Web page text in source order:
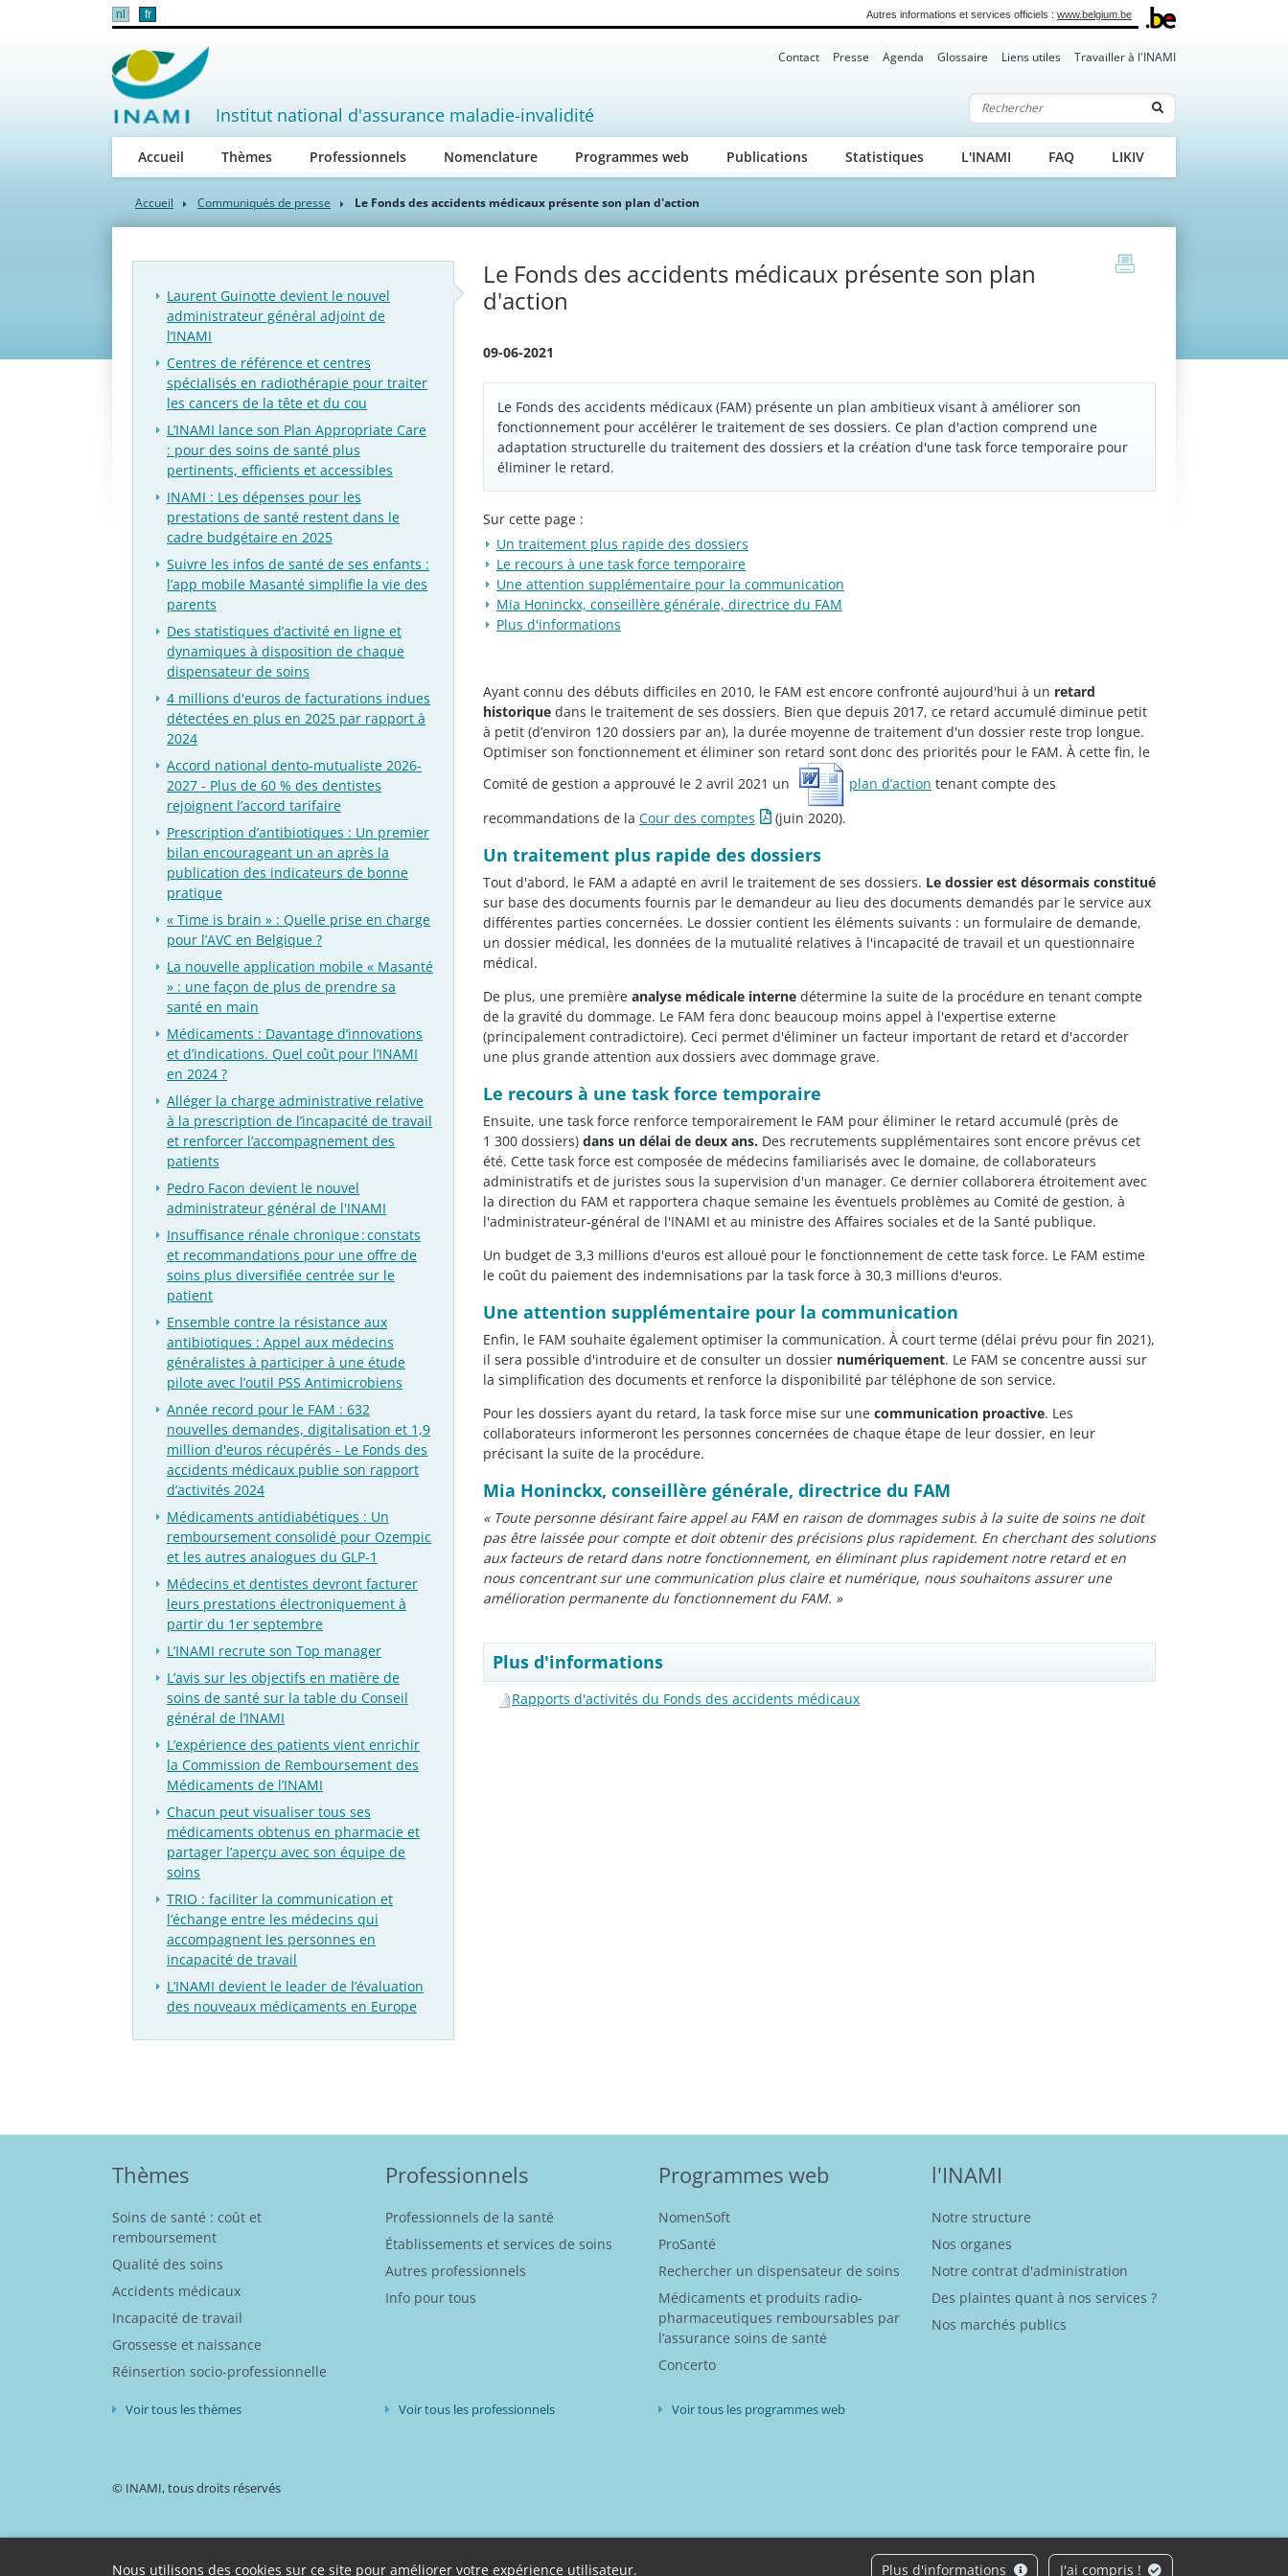
Nous utilisons des cookies sur ce site pour améliorer votre expérience utilisateur. Plus d'informations J'ai compris !
nl fr Autres informations et services officiels : www.belgium.be
Contact Presse Agenda Glossaire Liens utiles Travailler à l'INAMI
Institut national d'assurance maladie-invalidité Rechercher
Accueil Thèmes Professionnels Nomenclature Programmes web Publications Statistiques L'INAMI FAQ LIKIV
Accueil Communiqués de presse Le Fonds des accidents médicaux présente son plan d'action
print
Laurent Guinotte devient le nouvel
administrateur général adjoint de
l’INAMI
Centres de référence et centres
spécialisés en radiothérapie pour traiter
les cancers de la tête et du cou
L’INAMI lance son Plan Appropriate Care
: pour des soins de santé plus
pertinents, efficients et accessibles
INAMI : Les dépenses pour les
prestations de santé restent dans le
cadre budgétaire en 2025
Suivre les infos de santé de ses enfants :
l’app mobile Masanté simplifie la vie des
parents
Des statistiques d’activité en ligne et
dynamiques à disposition de chaque
dispensateur de soins
4 millions d'euros de facturations indues
détectées en plus en 2025 par rapport à
2024
Accord national dento-mutualiste 2026-
2027 - Plus de 60 % des dentistes
rejoignent l’accord tarifaire
Prescription d’antibiotiques : Un premier
bilan encourageant un an après la
publication des indicateurs de bonne
pratique
« Time is brain » : Quelle prise en charge
pour l’AVC en Belgique ?
La nouvelle application mobile « Masanté
» : une façon de plus de prendre sa
santé en main
Médicaments : Davantage d’innovations
et d’indications. Quel coût pour l’INAMI
en 2024 ?
Alléger la charge administrative relative
à la prescription de l’incapacité de travail
et renforcer l’accompagnement des
patients
Pedro Facon devient le nouvel
administrateur général de l'INAMI
Insuffisance rénale chronique : constats
et recommandations pour une offre de
soins plus diversifiée centrée sur le
patient
Ensemble contre la résistance aux
antibiotiques : Appel aux médecins
généralistes à participer à une étude
pilote avec l’outil PSS Antimicrobiens
Année record pour le FAM : 632
nouvelles demandes, digitalisation et 1,9
million d'euros récupérés - Le Fonds des
accidents médicaux publie son rapport
d’activités 2024
Médicaments antidiabétiques : Un
remboursement consolidé pour Ozempic
et les autres analogues du GLP-1
Médecins et dentistes devront facturer
leurs prestations électroniquement à
partir du 1er septembre
L’INAMI recrute son Top manager
L’avis sur les objectifs en matière de
soins de santé sur la table du Conseil
général de l’INAMI
L’expérience des patients vient enrichir
la Commission de Remboursement des
Médicaments de l’INAMI
Chacun peut visualiser tous ses
médicaments obtenus en pharmacie et
partager l’aperçu avec son équipe de
soins
TRIO : faciliter la communication et
l’échange entre les médecins qui
accompagnent les personnes en
incapacité de travail
L’INAMI devient le leader de l’évaluation
des nouveaux médicaments en Europe
Le Fonds des accidents médicaux présente son plan
d'action
09-06-2021
Le Fonds des accidents médicaux (FAM) présente un plan ambitieux visant à améliorer son
fonctionnement pour accélérer le traitement de ses dossiers. Ce plan d'action comprend une
adaptation structurelle du traitement des dossiers et la création d'une task force temporaire pour
éliminer le retard.
Sur cette page :
Un traitement plus rapide des dossiers
Le recours à une task force temporaire
Une attention supplémentaire pour la communication
Mia Honinckx, conseillère générale, directrice du FAM
Plus d'informations
Ayant connu des débuts difficiles en 2010, le FAM est encore confronté aujourd'hui à un retard
historique dans le traitement de ses dossiers. Bien que depuis 2017, ce retard accumulé diminue petit
à petit (d’environ 120 dossiers par an), la durée moyenne de traitement d'un dossier reste trop longue.
Optimiser son fonctionnement et éliminer son retard sont donc des priorités pour le FAM. À cette fin, le
Comité de gestion a approuvé le 2 avril 2021 un
plan d’action tenant compte des
recommandations de la Cour des comptes (juin 2020).
Un traitement plus rapide des dossiers
Tout d'abord, le FAM a adapté en avril le traitement de ses dossiers. Le dossier est désormais constitué
sur base des documents fournis par le demandeur au lieu des documents demandés par le service aux
différentes parties concernées. Le dossier contient les éléments suivants : un formulaire de demande,
un dossier médical, les données de la mutualité relatives à l'incapacité de travail et un questionnaire
médical.
De plus, une première analyse médicale interne détermine la suite de la procédure en tenant compte
de la gravité du dommage. Le FAM fera donc beaucoup moins appel à l'expertise externe
(principalement contradictoire). Ceci permet d'éliminer un facteur important de retard et d'accorder
une plus grande attention aux dossiers avec dommage grave.
Le recours à une task force temporaire
Ensuite, une task force renforce temporairement le FAM pour éliminer le retard accumulé (près de
1 300 dossiers) dans un délai de deux ans. Des recrutements supplémentaires sont encore prévus cet
été. Cette task force est composée de médecins familiarisés avec le domaine, de collaborateurs
administratifs et de juristes sous la supervision d'un manager. Ce dernier collaborera étroitement avec
la direction du FAM et rapportera chaque semaine les éventuels problèmes au Comité de gestion, à
l'administrateur-général de l'INAMI et au ministre des Affaires sociales et de la Santé publique.
Un budget de 3,3 millions d'euros est alloué pour le fonctionnement de cette task force. Le FAM estime
le coût du paiement des indemnisations par la task force à 30,3 millions d'euros.
Une attention supplémentaire pour la communication
Enfin, le FAM souhaite également optimiser la communication. À court terme (délai prévu pour fin 2021),
il sera possible d'introduire et de consulter un dossier numériquement. Le FAM se concentre aussi sur
la simplification des documents et renforce la disponibilité par téléphone de son service.
Pour les dossiers ayant du retard, la task force mise sur une communication proactive. Les
collaborateurs informeront les personnes concernées de chaque étape de leur dossier, en leur
précisant la suite de la procédure.
Mia Honinckx, conseillère générale, directrice du FAM
« Toute personne désirant faire appel au FAM en raison de dommages subis à la suite de soins ne doit
pas être laissée pour compte et doit obtenir des précisions plus rapidement. En cherchant des solutions
aux facteurs de retard dans notre fonctionnement, en éliminant plus rapidement notre retard et en
nous concentrant sur une communication plus claire et numérique, nous souhaitons assurer une
amélioration permanente du fonctionnement du FAM. »
Plus d'informations
Rapports d'activités du Fonds des accidents médicaux
Thèmes
Soins de santé : coût et
remboursement
Qualité des soins
Accidents médicaux
Incapacité de travail
Grossesse et naissance
Réinsertion socio-professionnelle
Voir tous les thèmes
Professionnels
Professionnels de la santé
Établissements et services de soins
Autres professionnels
Info pour tous
Voir tous les professionnels
Programmes web
NomenSoft
ProSanté
Rechercher un dispensateur de soins
Médicaments et produits radio-
pharmaceutiques remboursables par
l’assurance soins de santé
Concerto
Voir tous les programmes web
l'INAMI
Notre structure
Nos organes
Notre contrat d'administration
Des plaintes quant à nos services ?
Nos marchés publics
© INAMI, tous droits réservés